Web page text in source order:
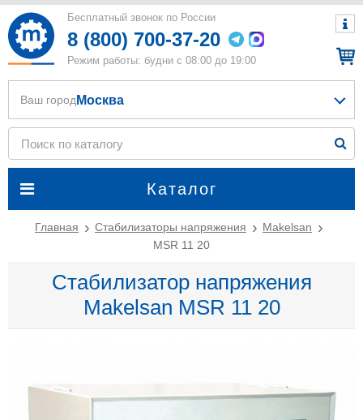
Бесплатный звонок по России
8 (800) 700-37-20
Режим работы: будни с 08:00 до 19:00
Каталог
Ваш город Москва
Главная Стабилизаторы напряжения
Makelsan
MSR 11 20
Стабилизатор напряжения
Makelsan MSR 11 20